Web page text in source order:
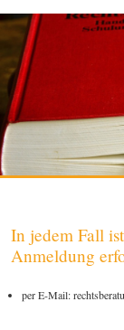
In jedem Fall
Anmeldung
per E-Mail: